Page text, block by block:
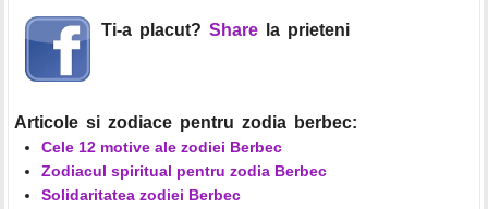
Ti-a placut? Share la prieteni
Articole si zodiace pentru zodia berbec:
Cele 12 motive ale zodiei Berbec
Zodiacul spiritual pentru zodia Berbec
Solidaritatea zodiei Berbec